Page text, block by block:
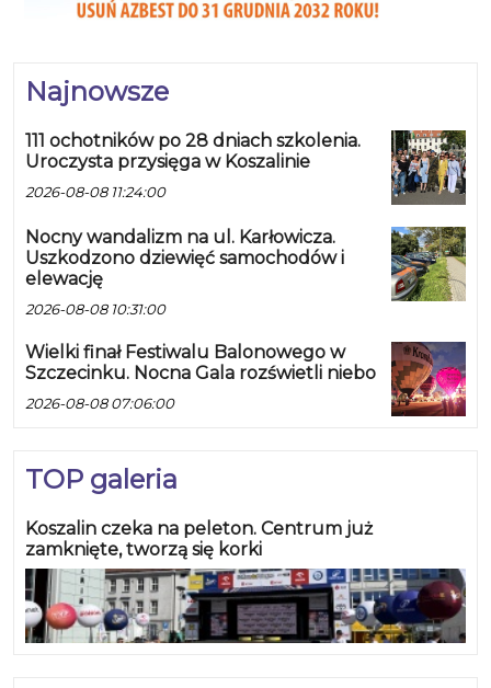
Najnowsze
111 ochotników po 28 dniach szkolenia.
Uroczysta przysięga w Koszalinie
2026-08-08 11:24:00
Nocny wandalizm na ul. Karłowicza.
Uszkodzono dziewięć samochodów i
elewację
2026-08-08 10:31:00
Wielki finał Festiwalu Balonowego w
Szczecinku. Nocna Gala rozświetli niebo
2026-08-08 07:06:00
TOP galeria
Koszalin czeka na peleton. Centrum już
zamknięte, tworzą się korki